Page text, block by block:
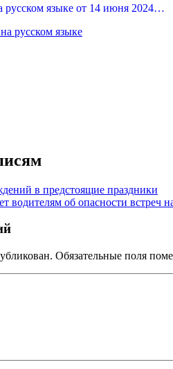
русском языке от 14 июня 2024…
русском языке
в предстоящие праздники
водителям об опасности встреч
Обязательные поля